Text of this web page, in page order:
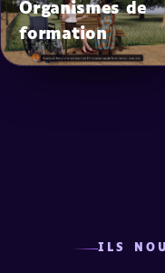
Organismes de
formation
ILS